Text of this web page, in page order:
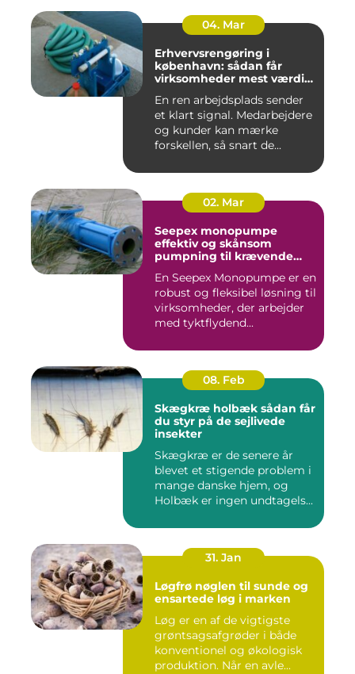
04. Mar
Erhvervsrengøring i
københavn: sådan får
virksomheder mest værdi
En ren arbejdsplads sender
et klart signal. Medarbejdere
og kunder kan mærke
forskellen, så snart de...
02. Mar
Seepex monopumpe
effektiv og skånsom
pumpning til krævende
En Seepex Monopumpe er en
robust og fleksibel løsning til
virksomheder, der arbejder
med tyktflydend...
08. Feb
Skægkræ holbæk sådan får
du styr på de sejlivede
insekter
Skægkræ er de senere år
blevet et stigende problem i
mange danske hjem, og
Holbæk er ingen undtagels...
31. Jan
Løgfrø nøglen til sunde og
ensartede løg i marken
Løg er en af de vigtigste
grøntsagsafgrøder i både
konventionel og økologisk
produktion. Når en avle...